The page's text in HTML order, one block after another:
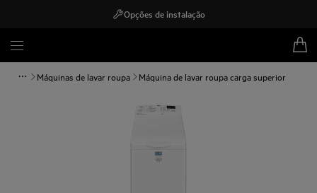
Opções de instalação
Máquinas de lavar roupa Máquina de lavar roupa carga superior